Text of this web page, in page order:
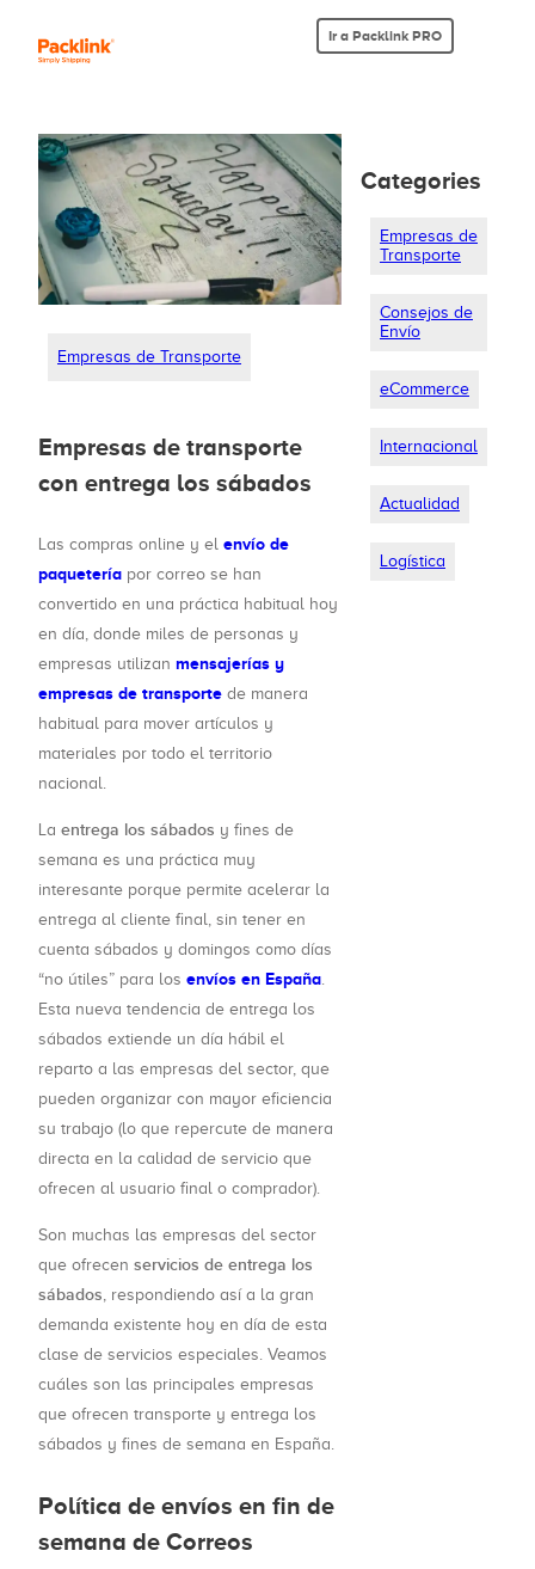
Ir a Packlink PRO
Empresas de Transporte
Empresas de transporte
con entrega los sábados
Las compras online y el envío de
paquetería por correo se han
convertido en una práctica habitual hoy
en día, donde miles de personas y
empresas utilizan mensajerías y
empresas de transporte de manera
habitual para mover artículos y
materiales por todo el territorio
nacional.
La entrega los sábados y fines de
semana es una práctica muy
interesante porque permite acelerar la
entrega al cliente final, sin tener en
cuenta sábados y domingos como días
“no útiles” para los envíos en España
Esta nueva tendencia de entrega los
sábados extiende un día hábil el
reparto a las empresas del sector, que
pueden organizar con mayor eficiencia
su trabajo (lo que repercute de manera
directa en la calidad de servicio que
ofrecen al usuario final o comprador).
Son muchas las empresas del sector
que ofrecen servicios de entrega los
sábados , respondiendo así a la gran
demanda existente hoy en día de esta
clase de servicios especiales. Veamos
cuáles son las principales empresas
que ofrecen transporte y entrega los
sábados y fines de semana en España.
Política de envíos en fin de
semana de Correos
Categories
Empresas de
Transporte
Consejos de
Envío
eCommerce
Internacional
Actualidad
Logística